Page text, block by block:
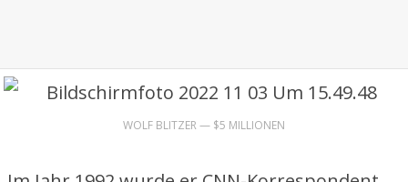
WOLF BLITZER — $5 MILLIONEN